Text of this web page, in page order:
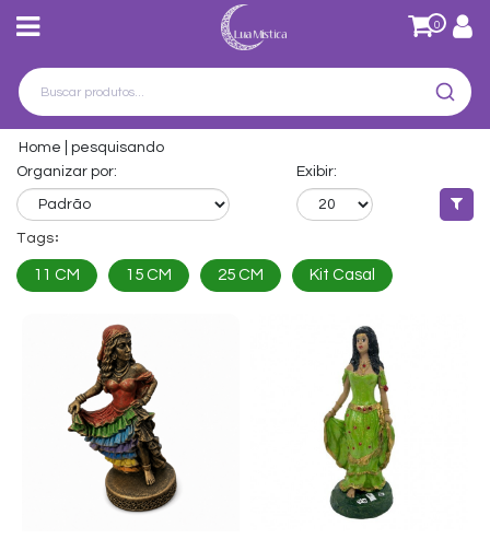
0
Home
pesquisando
Organizar por:
Exibir:
Tags:
11 CM 15 CM 25 CM Kit Casal